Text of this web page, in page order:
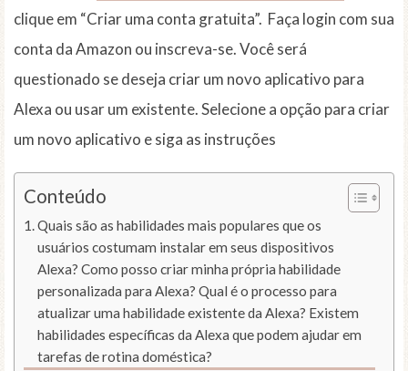
clique em “Criar uma conta gratuita”. Faça login com sua
conta da Amazon ou inscreva-se. Você será
questionado se deseja criar um novo aplicativo para
Alexa ou usar um existente. Selecione a opção para criar
um novo aplicativo e siga as instruções
Conteúdo
Quais são as habilidades mais populares que os
usuários costumam instalar em seus dispositivos
Alexa? Como posso criar minha própria habilidade
personalizada para Alexa? Qual é o processo para
atualizar uma habilidade existente da Alexa? Existem
habilidades específicas da Alexa que podem ajudar em
tarefas de rotina doméstica?